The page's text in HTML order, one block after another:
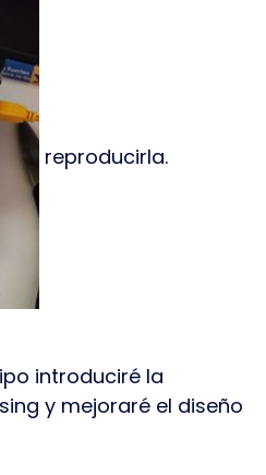
reproducirla.
introduciré la
y mejoraré el diseño